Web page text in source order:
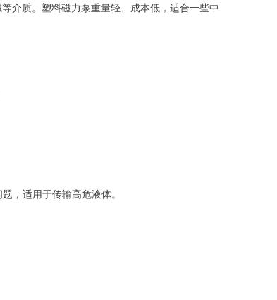
质。塑料磁力泵重量轻、成本低，适合一些中
，适用于传输高危液体。